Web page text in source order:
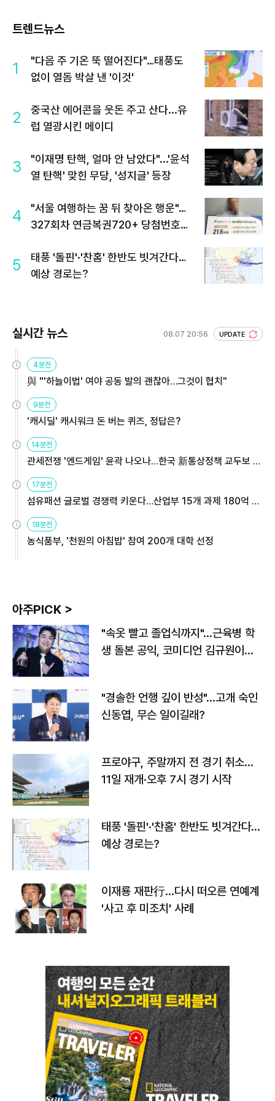
트렌드뉴스
1
"다음 주 기온 뚝 떨어진다"…태풍도
없이 열돔 박살 낸 '이것'
2
중국산 에어콘을 웃돈 주고 산다...유
럽 열광시킨 메이디
3
"이재명 탄핵, 얼마 안 남았다"...'윤석
열 탄핵' 맞힌 무당, '성지글' 등장
4
"서울 여행하는 꿈 뒤 찾아온 행운"…
327회차 연금복권720+ 당첨번호조
5
태풍 '돌핀'·'찬홈' 한반도 빗겨간다…
예상 경로는?
실시간 뉴스 08.07 20:56 UPDATE
4분전
與 "'하늘이법' 여야 공동 발의 괜찮아…그것이 협치"
9분전
'캐시딜' 캐시워크 돈 버는 퀴즈, 정답은?
14분전
관세전쟁 '엔드게임' 윤곽 나오나…한국 新통상정책 교두보 활
17분전
섬유패션 글로벌 경쟁력 키운다…산업부 15개 과제 180억 지
18분전
농식품부, '천원의 아침밥' 참여 200개 대학 선정
아주PICK >
"속옷 빨고 졸업식까지"…근육병 학
생 돌본 공익, 코미디언 김규원이었
"경솔한 언행 깊이 반성"…고개 숙인
신동엽, 무슨 일이길래?
프로야구, 주말까지 전 경기 취소…
11일 재개·오후 7시 경기 시작
태풍 '돌핀'·'찬홈' 한반도 빗겨간다…
예상 경로는?
이재룡 재판行…다시 떠오른 연예계
'사고 후 미조치' 사례